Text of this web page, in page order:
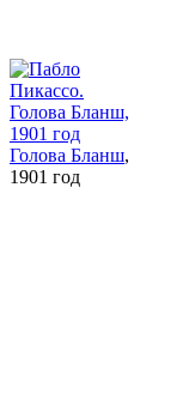
Голова Бланш,
1901 год